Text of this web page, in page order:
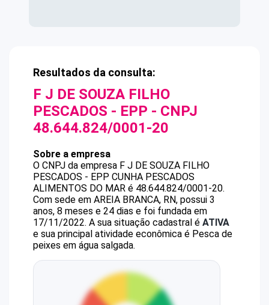
Resultados da consulta:
F J DE SOUZA FILHO
PESCADOS - EPP - CNPJ
48.644.824/0001-20
Sobre a empresa
O CNPJ da empresa F J DE SOUZA FILHO
PESCADOS - EPP CUNHA PESCADOS
ALIMENTOS DO MAR é 48.644.824/0001-20.
Com sede em AREIA BRANCA, RN, possui 3
anos, 8 meses e 24 dias e foi fundada em
17/11/2022. A sua situação cadastral é ATIVA
e sua principal atividade econômica é Pesca de
peixes em água salgada.